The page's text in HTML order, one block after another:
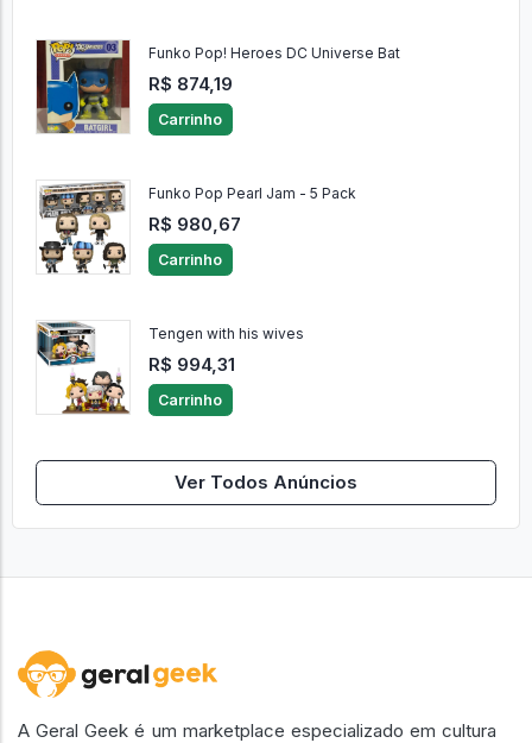
Funko Pop! Heroes DC Universe Bat
R$ 874,19
Carrinho
Funko Pop Pearl Jam - 5 Pack
R$ 980,67
Carrinho
Tengen with his wives
R$ 994,31
Carrinho
Ver Todos Anúncios
A Geral Geek é um marketplace especializado em cultura